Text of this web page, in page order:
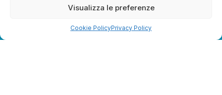
Visualizza le preferenze
Cookie PolicyPrivacy Policy
Società a socio unico
Società sottoposta ad attività di direzione e